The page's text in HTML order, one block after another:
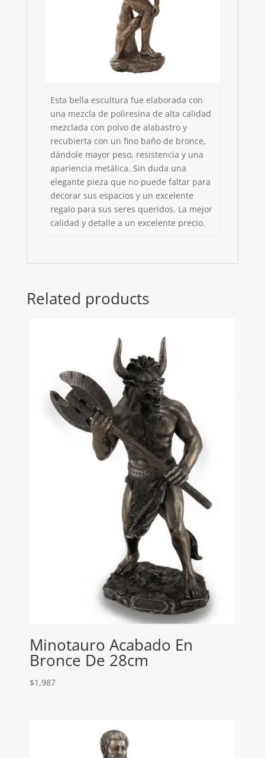
Esta bella escultura fue elaborada con
una mezcla de poliresina de alta calidad
mezclada con polvo de alabastro y
recubierta con un fino baño de bronce,
dándole mayor peso, resistencia y una
apariencia metálica. Sin duda una
elegante pieza que no puede faltar para
decorar sus espacios y un excelente
regalo para sus seres queridos. La mejor
calidad y detalle a un excelente precio.
Related products
Minotauro Acabado En
Bronce De 28cm
$1,987